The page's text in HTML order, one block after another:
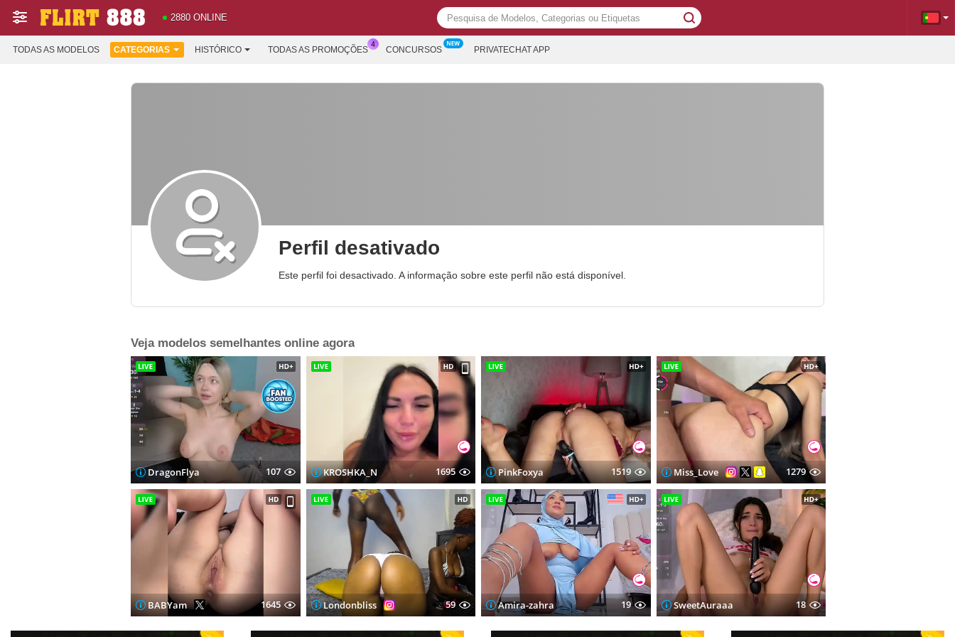
2880 ONLINE
TODAS AS MODELOS CATEGORIAS HISTÓRICO TODAS AS PROMOÇÕES CONCURSOS PRIVATECHAT APP
Perfil desativado
Este perfil foi desactivado. A informação sobre este perfil não está disponível.
Veja modelos semelhantes online agora
DragonFlya 107 KROSHKA_N 1695 PinkFoxya 1519 Miss_Love 1279
BABYam 1645 Londonbliss 59 Amira-zahra 19 SweetAuraaa 18